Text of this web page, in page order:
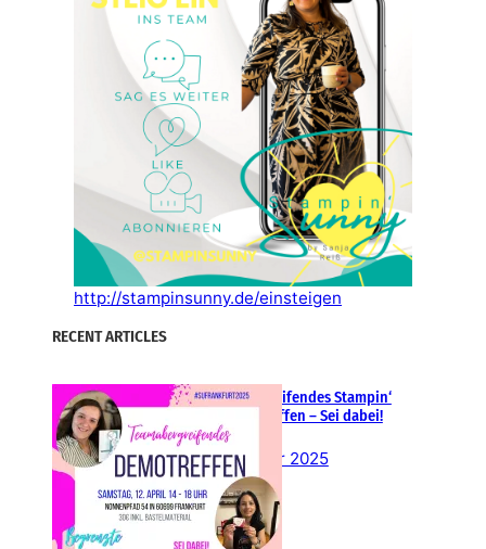
http://stampinsunny.de/einsteigen
RECENT ARTICLES
Teamübergreifendes Stampin‘
Up! Demotreffen – Sei dabei!
26. Februar 2025